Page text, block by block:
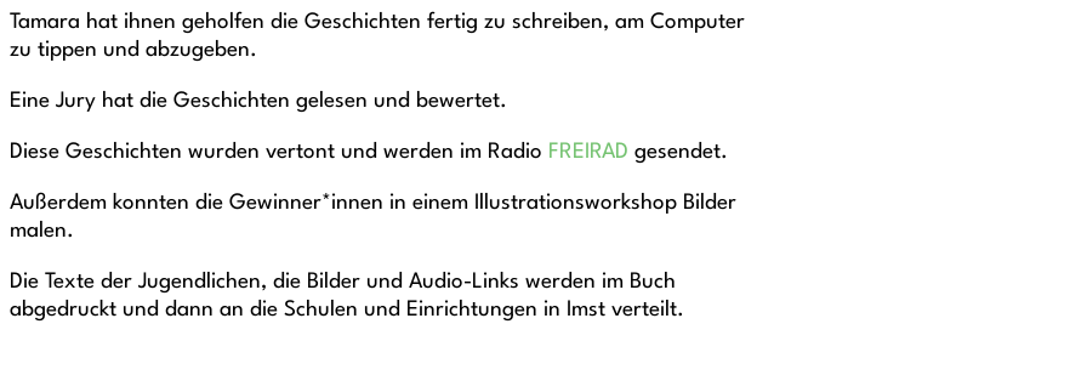
Tamara hat ihnen geholfen die Geschichten fertig zu schreiben, am Computer
zu tippen und abzugeben.
Eine Jury hat die Geschichten gelesen und bewertet.
Diese Geschichten wurden vertont und werden im Radio FREIRAD gesendet.
Außerdem konnten die Gewinner*innen in einem Illustrationsworkshop Bilder
malen.
Die Texte der Jugendlichen, die Bilder und Audio-Links werden im Buch
abgedruckt und dann an die Schulen und Einrichtungen in Imst verteilt.